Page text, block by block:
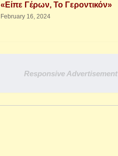
«Είπε Γέρων, Το Γεροντικόν»
February 16, 2024
Responsive Advertisement